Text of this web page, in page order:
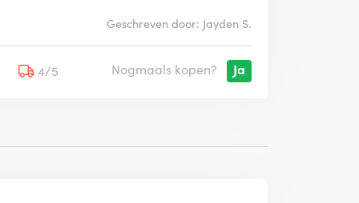
Geschreven door: Jayden S.
4/5 Nogmaals kopen? Ja